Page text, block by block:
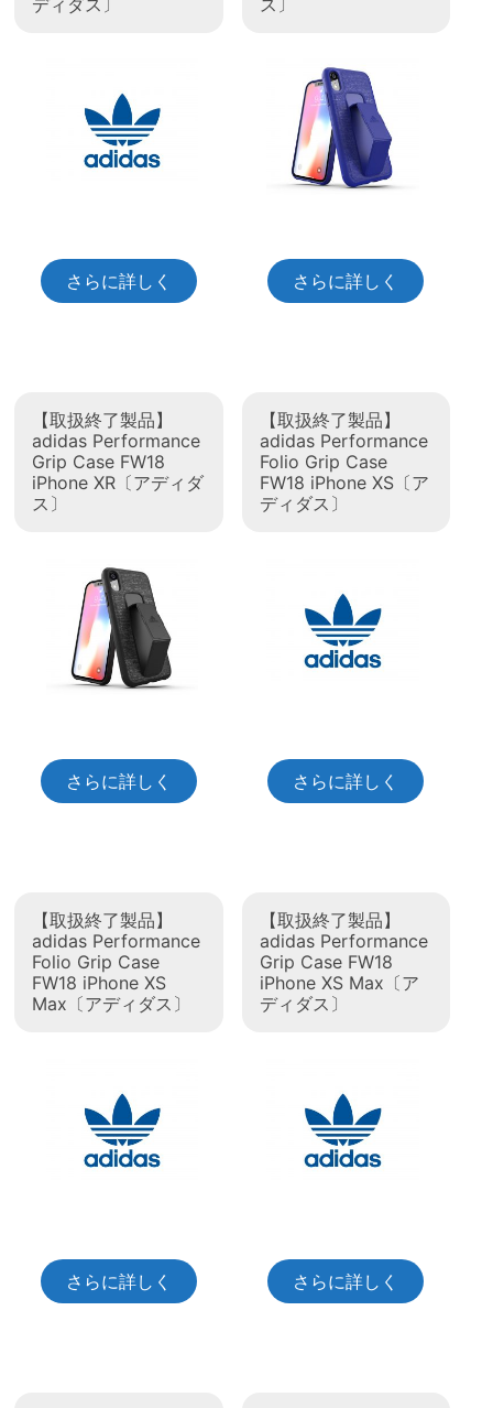
さらに詳しく さらに詳しく
【取扱終了製品】
adidas Performance
Grip Case FW18
iPhone XR〔アディダ
ス〕
さらに詳しく
【取扱終了製品】
adidas Performance
Folio Grip Case
FW18 iPhone XS〔ア
ディダス〕
さらに詳しく
【取扱終了製品】
adidas Performance
Folio Grip Case
FW18 iPhone XS
Max〔アディダス〕
さらに詳しく
【取扱終了製品】
adidas Performance
Grip Case FW18
iPhone XS Max〔ア
ディダス〕
さらに詳しく